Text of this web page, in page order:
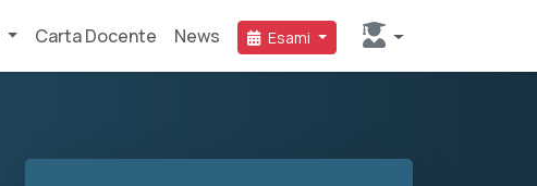
Carta Docente News Esami